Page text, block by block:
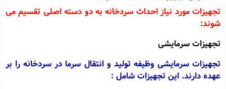
تجهیزات مورد نیاز احداث سردخانه به دو دسته اصلی تقسیم می
‌شوند:
تجهیزات سرمایشی
تجهیزات سرمایشی وظیفه تولید و انتقال سرما در سردخانه را بر
عهده دارند. این تجهیزات شامل :